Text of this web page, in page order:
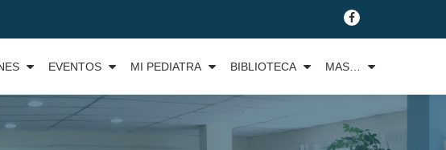
fa-
facebook
EVENTOS MI PEDIATRA BIBLIOTECA MAS…